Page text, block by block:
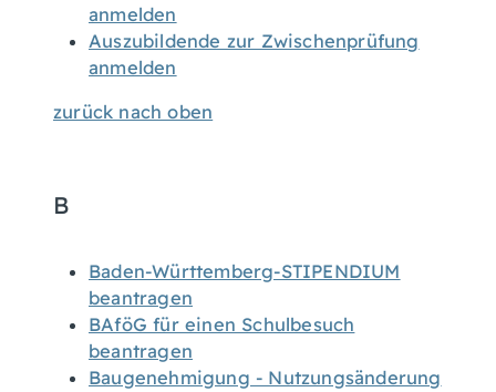
anmelden
Auszubildende zur Zwischenprüfung
anmelden
zurück nach oben
B
Baden-Württemberg-STIPENDIUM
beantragen
BAföG für einen Schulbesuch
beantragen
Baugenehmigung - Nutzungsänderung